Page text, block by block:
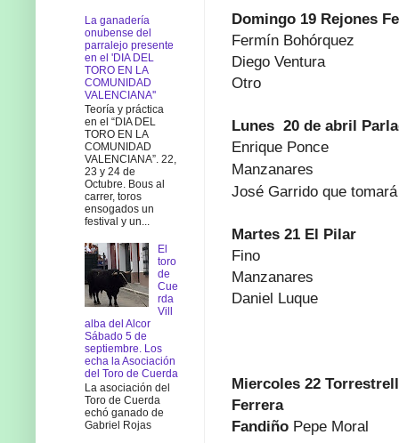
Domingo 19 Rejones
Fermín Bohórquez
Diego Ventura
Otro
Lunes 20 de abril
Enrique Ponce
Manzanares
José Garrido que
Martes 21 El Pilar
Fino
Manzanares
Daniel Luque
Miercoles 22
Ferrera
Fandiño Pepe Moral
La ganadería
onubense del
parralejo presente
en el 'DIA DEL
TORO EN LA
COMUNIDAD
VALENCIANA''
Teoría y práctica
en el “DIA DEL
TORO EN LA
COMUNIDAD
VALENCIANA”. 22,
23 y 24 de
Octubre. Bous al
carrer, toros
ensogados un
festival y un...
El
toro
de
Cue
rda
Vill
alba del Alcor
Sábado 5 de
septiembre. Los
echa la Asociación
del Toro de Cuerda
La asociación del
Toro de Cuerda
echó ganado de
Gabriel Rojas